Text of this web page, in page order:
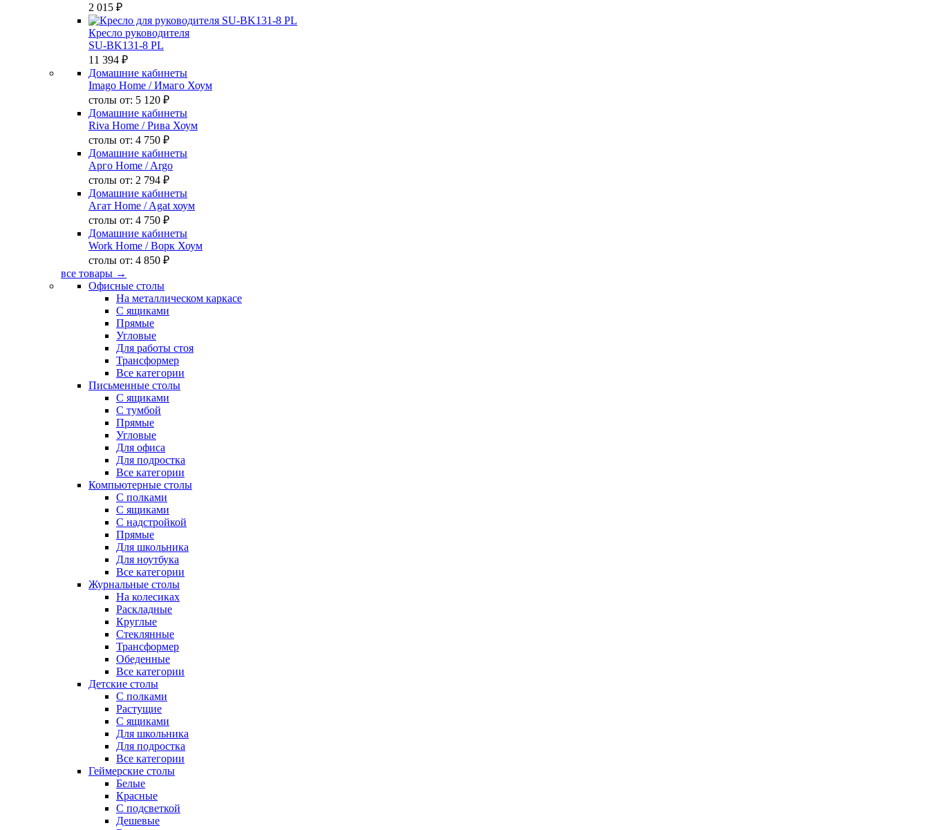
2 015 ₽
Кресло руководителя
SU-BK131-8 PL
11 394 ₽
Домашние кабинеты
Imago Home / Имаго Хоум
столы от: 5 120 ₽
Домашние кабинеты
Riva Home / Рива Хоум
столы от: 4 750 ₽
Домашние кабинеты
Арго Home / Argo
столы от: 2 794 ₽
Домашние кабинеты
Агат Home / Agat хоум
столы от: 4 750 ₽
Домашние кабинеты
Work Home / Ворк Хоум
столы от: 4 850 ₽
все товары →
Офисные столы
На металлическом каркасе
С ящиками
Прямые
Угловые
Для работы стоя
Трансформер
Все категории
Письменные столы
С ящиками
С тумбой
Прямые
Угловые
Для офиса
Для подростка
Все категории
Компьютерные столы
С полками
С ящиками
С надстройкой
Прямые
Для школьника
Для ноутбука
Все категории
Журнальные столы
На колесиках
Раскладные
Круглые
Стеклянные
Трансформер
Обеденные
Все категории
Детские столы
С полками
Растущие
С ящиками
Для школьника
Для подростка
Все категории
Геймерские столы
Белые
Красные
С подсветкой
Дешевые